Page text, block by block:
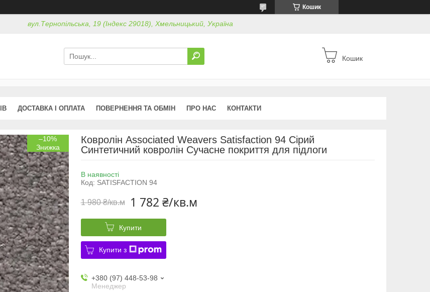
Кошик
вул.Тернопільська, 19 (Індекс 29018), Хмельницький, Україна
Кошик
ДОСТАВКА І ОПЛАТА ПОВЕРНЕННЯ ТА ОБМІН ПРО НАС КОНТАКТИ
–10%
Ковролін Associated Weavers Satisfaction 94 Сірий
Синтетичний ковролін Сучасне покриття для підлоги
В наявності
Код: SATISFACTION 94
1 980 ₴/кв.м 1 782 ₴/кв.м
Купити
Купити з
+380 (97) 448-53-98
Менеджер